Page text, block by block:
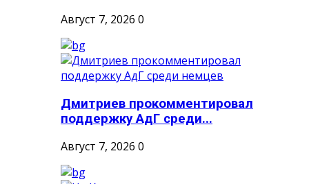
Август 7, 2026 0
Дмитриев прокомментировал
поддержку АдГ среди...
Август 7, 2026 0